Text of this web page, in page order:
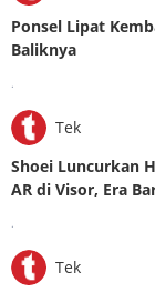
Ponsel Lipat
Baliknya
.
Tek
Shoei Luncurkan
AR di Visor, Era
.
Tek